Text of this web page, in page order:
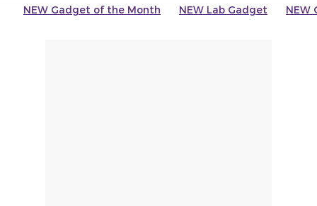
NEW Gadget of the Month NEW Lab Gadget NEW